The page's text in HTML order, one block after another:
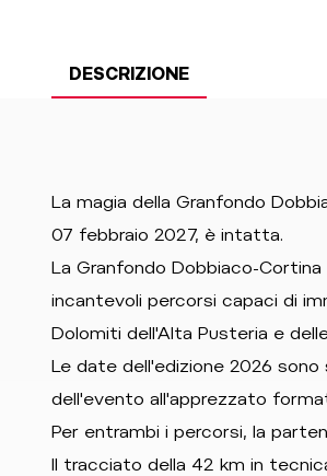
DESCRIZIONE
La magia della Granfondo
07 febbraio 2027, è intatta.
La Granfondo Dobbiaco-
incantevoli percorsi capaci di
Dolomiti dell'Alta Pusteria e
Le date dell'edizione 2026
dell'evento all'apprezzato
Per entrambi i percorsi, la
Il tracciato della 42 km in